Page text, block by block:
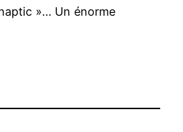
»… Un énorme